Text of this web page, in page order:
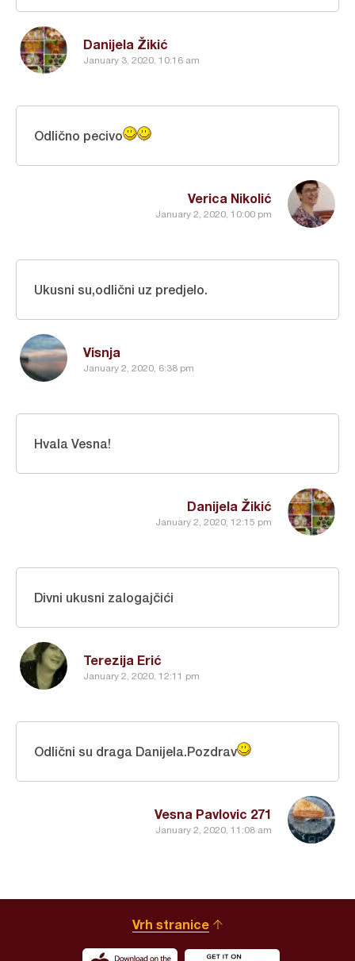
Danijela Žikić
January 3, 2020, 10:16 am
Verica Nikolić
January 2, 2020, 10:00 pm
Odlično pecivo
Visnja
January 2, 2020, 6:38 pm
Ukusni su,odlični uz predjelo.
Danijela Žikić
January 2, 2020, 12:15 pm
Hvala Vesna!
Terezija Erić
January 2, 2020, 12:11 pm
Divni ukusni zalogajčići
Vesna Pavlovic 271
January 2, 2020, 11:08 am
Odlični su draga Danijela.Pozdrav
Vrh stranice